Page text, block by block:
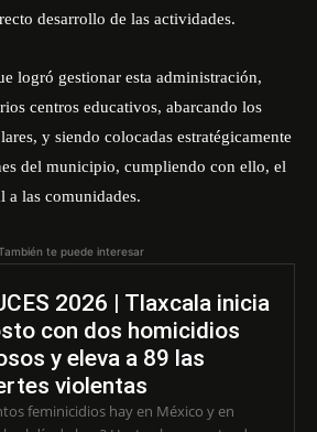
desarrollo de las actividades.
logró gestionar esta administración,
centros educativos, abarcando los
y siendo colocadas estratégicamente
del municipio, cumpliendo con ello, el
a las comunidades.
te puede interesar
2026 | Tlaxcala inicia
con dos homicidios
y eleva a 89 las
violentas
feminicidios hay en México y en